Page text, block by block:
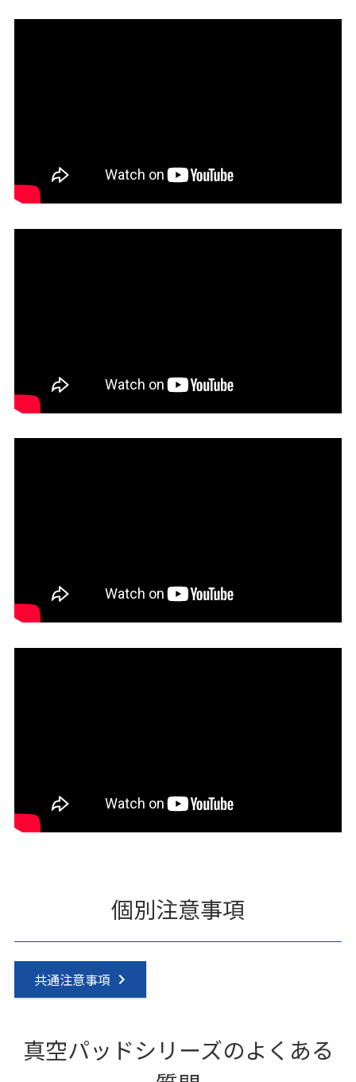
個別注意事項
共通注意事項
真空パッドシリーズのよくある